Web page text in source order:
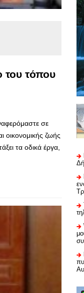
του τόπου
σε
οικονομικής ζωής
τα οδικά έργα,